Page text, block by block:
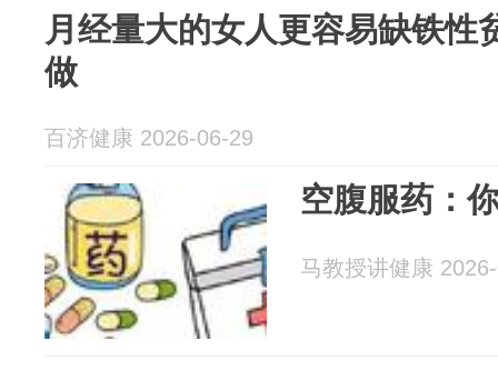
月经量大的女人更容易缺铁性
做
百济健康 2026-06-29
空腹服药：
马教授讲健康